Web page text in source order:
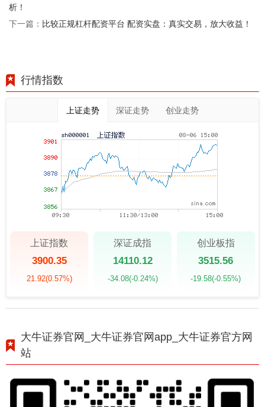
析！
下一篇： 比较正规杠杆配资平台 配资实盘：真实交易，放大收益！
行情指数
上证走势 深证走势 创业走势
上证指数
3900.35
21.92(0.57%)
深证成指
14110.12
-34.08(-0.24%)
创业板指
3515.56
-19.58(-0.55%)
大牛证券官网_大牛证券官网app_大牛证券官方网
站